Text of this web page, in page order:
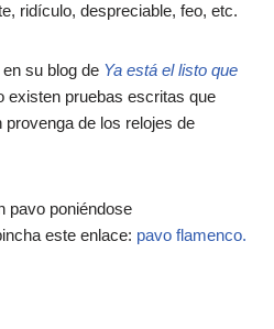
ridículo, despreciable, feo, etc.
su blog de Ya está el listo que
existen pruebas escritas que
de los relojes de
pavo poniéndose
este enlace: pavo flamenco.